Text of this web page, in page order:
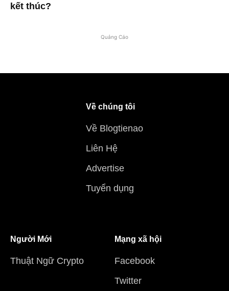
kết thúc?
Quảng Cáo
Về chúng tôi
Về Blogtienao
Liên Hệ
Advertise
Tuyển dụng
Người Mới
Thuật Ngữ Crypto
Mạng xã hội
Facebook
Twitter